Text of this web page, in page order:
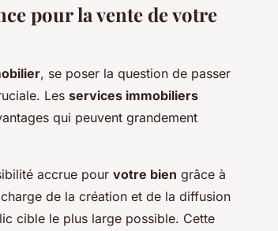
pour la vente de votre
, se poser la question de passer
Les services immobiliers
qui peuvent grandement
accrue pour votre bien grâce à
de la création et de la diffusion
cible le plus large possible. Cette